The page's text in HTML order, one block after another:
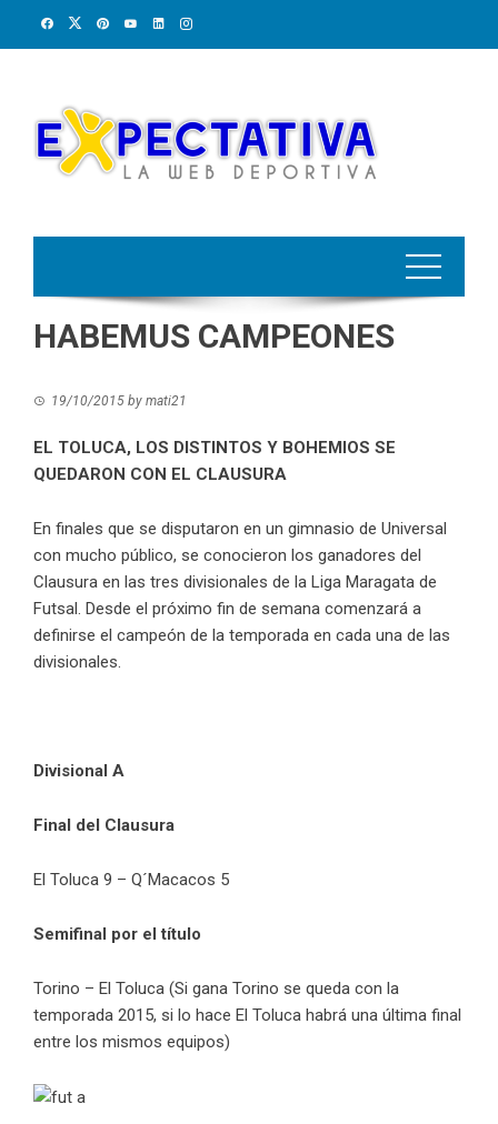
HABEMUS CAMPEONES
19/10/2015 by mati21
EL TOLUCA, LOS DISTINTOS Y BOHEMIOS SE
QUEDARON CON EL CLAUSURA
En finales que se disputaron en un gimnasio de Universal
con mucho público, se conocieron los ganadores del
Clausura en las tres divisionales de la Liga Maragata de
Futsal. Desde el próximo fin de semana comenzará a
definirse el campeón de la temporada en cada una de las
divisionales.
Divisional A
Final del Clausura
El Toluca 9 – Q´Macacos 5
Semifinal por el título
Torino – El Toluca (Si gana Torino se queda con la
temporada 2015, si lo hace El Toluca habrá una última final
entre los mismos equipos)